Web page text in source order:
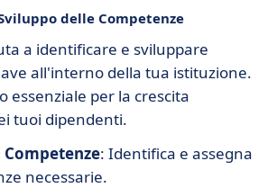
delle Competenze
a identificare e sviluppare
all'interno della tua istituzione.
essenziale per la crescita
tuoi dipendenti.
: Identifica e assegna
necessarie.